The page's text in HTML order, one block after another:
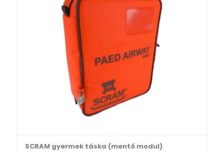
SCRAM gyermek táska (mentő modul)